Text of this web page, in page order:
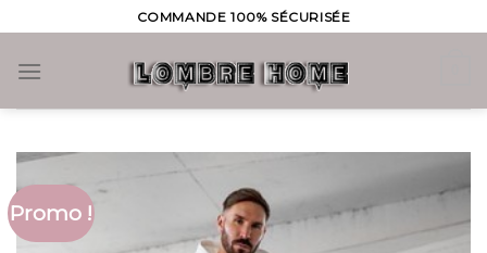
to
content
COMMANDE 100% SÉCURISÉE
Promo !